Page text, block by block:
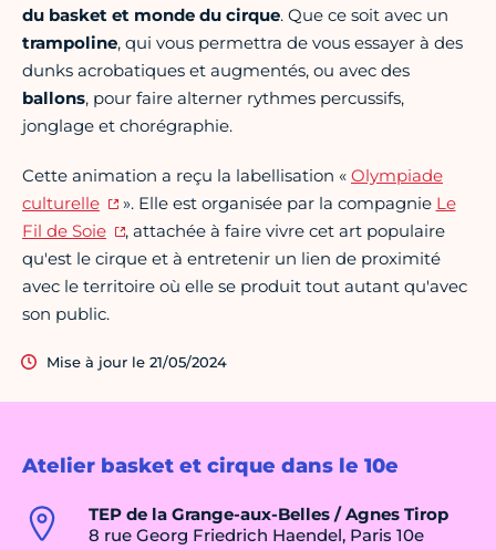
Atelier basket et cirque dans le 10e
TEP de la Grange-aux-Belles / Agnes Tirop
8 rue Georg Friedrich Haendel, Paris 10e
du basket et monde du cirque. Que ce soit avec un
trampoline, qui vous permettra de vous essayer à des
dunks acrobatiques et augmentés, ou avec des
ballons, pour faire alterner rythmes percussifs,
jonglage et chorégraphie.
Cette animation a reçu la labellisation « Olympiade
culturelle
». Elle est organisée par la compagnie Le
Fil de Soie
, attachée à faire vivre cet art populaire
qu'est le cirque et à entretenir un lien de proximité
avec le territoire où elle se produit tout autant qu'avec
son public.
Mise à jour le 21/05/2024